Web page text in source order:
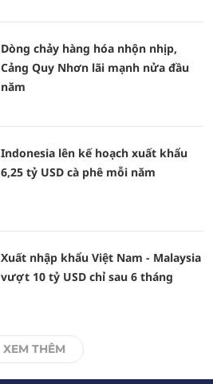
Dòng chảy hàng hóa nhộn nhịp,
Cảng Quy Nhơn lãi mạnh nửa đầu
năm
Indonesia lên kế hoạch xuất khẩu
6,25 tỷ USD cà phê mỗi năm
Xuất nhập khẩu Việt Nam - Malaysia
vượt 10 tỷ USD chỉ sau 6 tháng
XEM THÊM